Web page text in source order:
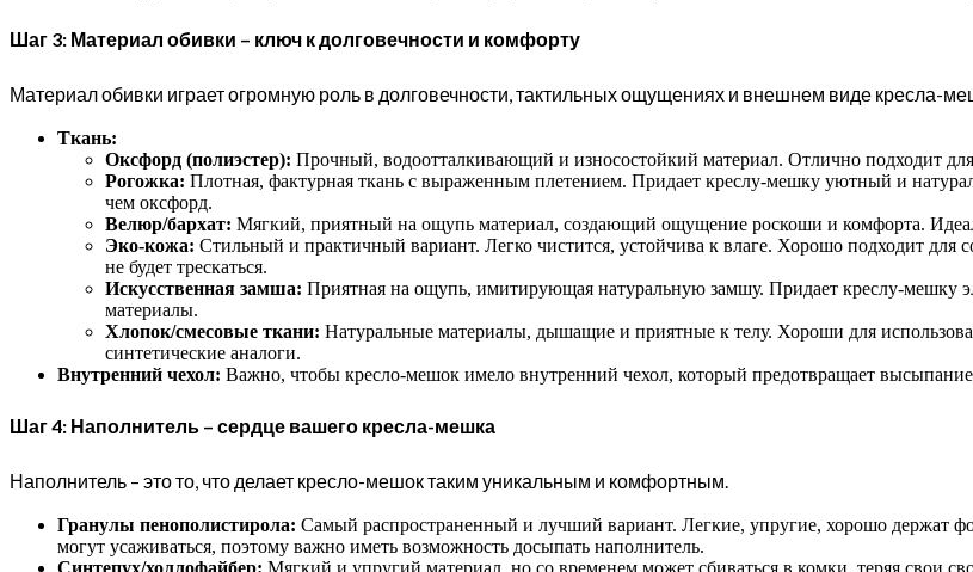
Шаг 3: Материал обивки – ключ к долговечности и комфорту
Материал обивки играет огромную роль в долговечности, тактильных ощущениях и внешнем виде кресла-
Ткань:
Оксфорд (полиэстер): Прочный, водоотталкивающий и износостойкий материал. Отлично подходит
Рогожка: Плотная, фактурная ткань с выраженным плетением. Придает креслу-мешку уютный и
чем оксфорд.
Велюр/бархат: Мягкий, приятный на ощупь материал, создающий ощущение роскоши и комфорта.
Эко-кожа: Стильный и практичный вариант. Легко чистится, устойчива к влаге. Хорошо подходит для
не будет трескаться.
Искусственная замша: Приятная на ощупь, имитирующая натуральную замшу. Придает креслу-мешку
материалы.
Хлопок/смесовые ткани: Натуральные материалы, дышащие и приятные к телу. Хороши для
синтетические аналоги.
Внутренний чехол: Важно, чтобы кресло-мешок имело внутренний чехол, который предотвращает
Шаг 4: Наполнитель – сердце вашего кресла-мешка
Наполнитель – это то, что делает кресло-мешок таким уникальным и комфортным.
Гранулы пенополистирола: Самый распространенный и лучший вариант. Легкие, упругие, хорошо держат
могут усаживаться, поэтому важно иметь возможность досыпать наполнитель.
Синтепух/холлофайбер: Мягкий и упругий материал, но со временем может сбиваться в комки, теряя свои